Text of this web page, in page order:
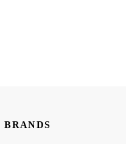
BRANDS